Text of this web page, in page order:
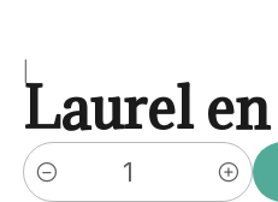
Laurel
Cantidad